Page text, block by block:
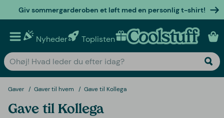
Giv sommergarderoben et løft med en personlig t-shirt!
Nyheder Toplisten Personlige gaver
Gaver Gaver til hvem Gave til Kollega
Gave til Kollega